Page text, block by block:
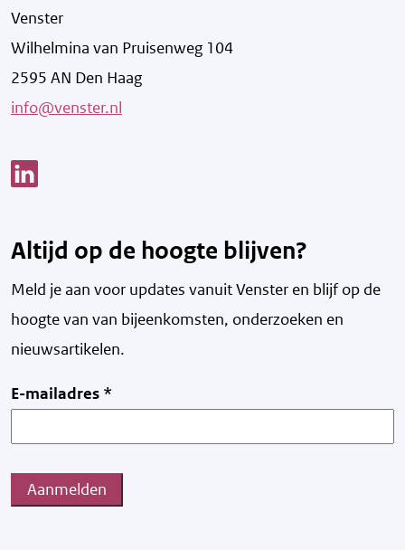
Venster
Wilhelmina van Pruisenweg 104
2595 AN Den Haag
info@venster.nl
Altijd op de hoogte blijven?
Meld je aan voor updates vanuit Venster en blijf op de
hoogte van van bijeenkomsten, onderzoeken en
nieuwsartikelen.
E-mailadres *
Aanmelden